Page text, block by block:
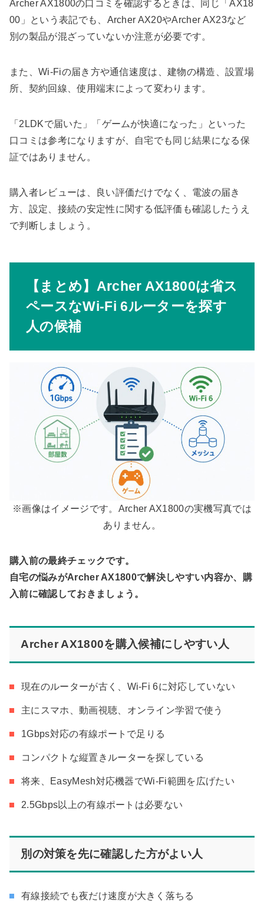
Archer AX1800の口コミを確認するときは、同じ「AX18
00」という表記でも、Archer AX20やArcher AX23など
別の製品が混ざっていないか注意が必要です。
また、Wi-Fiの届き方や通信速度は、建物の構造、設置場
所、契約回線、使用端末によって変わります。
「2LDKで届いた」「ゲームが快適になった」といった
口コミは参考になりますが、自宅でも同じ結果になる保
証ではありません。
購入者レビューは、良い評価だけでなく、電波の届き
方、設定、接続の安定性に関する低評価も確認したうえ
で判断しましょう。
【まとめ】Archer AX1800は省ス
ペースなWi-Fi 6ルーターを探す
人の候補
※画像はイメージです。Archer AX1800の実機写真では
ありません。
購入前の最終チェックです。
自宅の悩みがArcher AX1800で解決しやすい内容か、購
入前に確認しておきましょう。
Archer AX1800を購入候補にしやすい人
現在のルーターが古く、Wi-Fi 6に対応していない
主にスマホ、動画視聴、オンライン学習で使う
1Gbps対応の有線ポートで足りる
コンパクトな縦置きルーターを探している
将来、EasyMesh対応機器でWi-Fi範囲を広げたい
2.5Gbps以上の有線ポートは必要ない
別の対策を先に確認した方がよい人
有線接続でも夜だけ速度が大きく落ちる